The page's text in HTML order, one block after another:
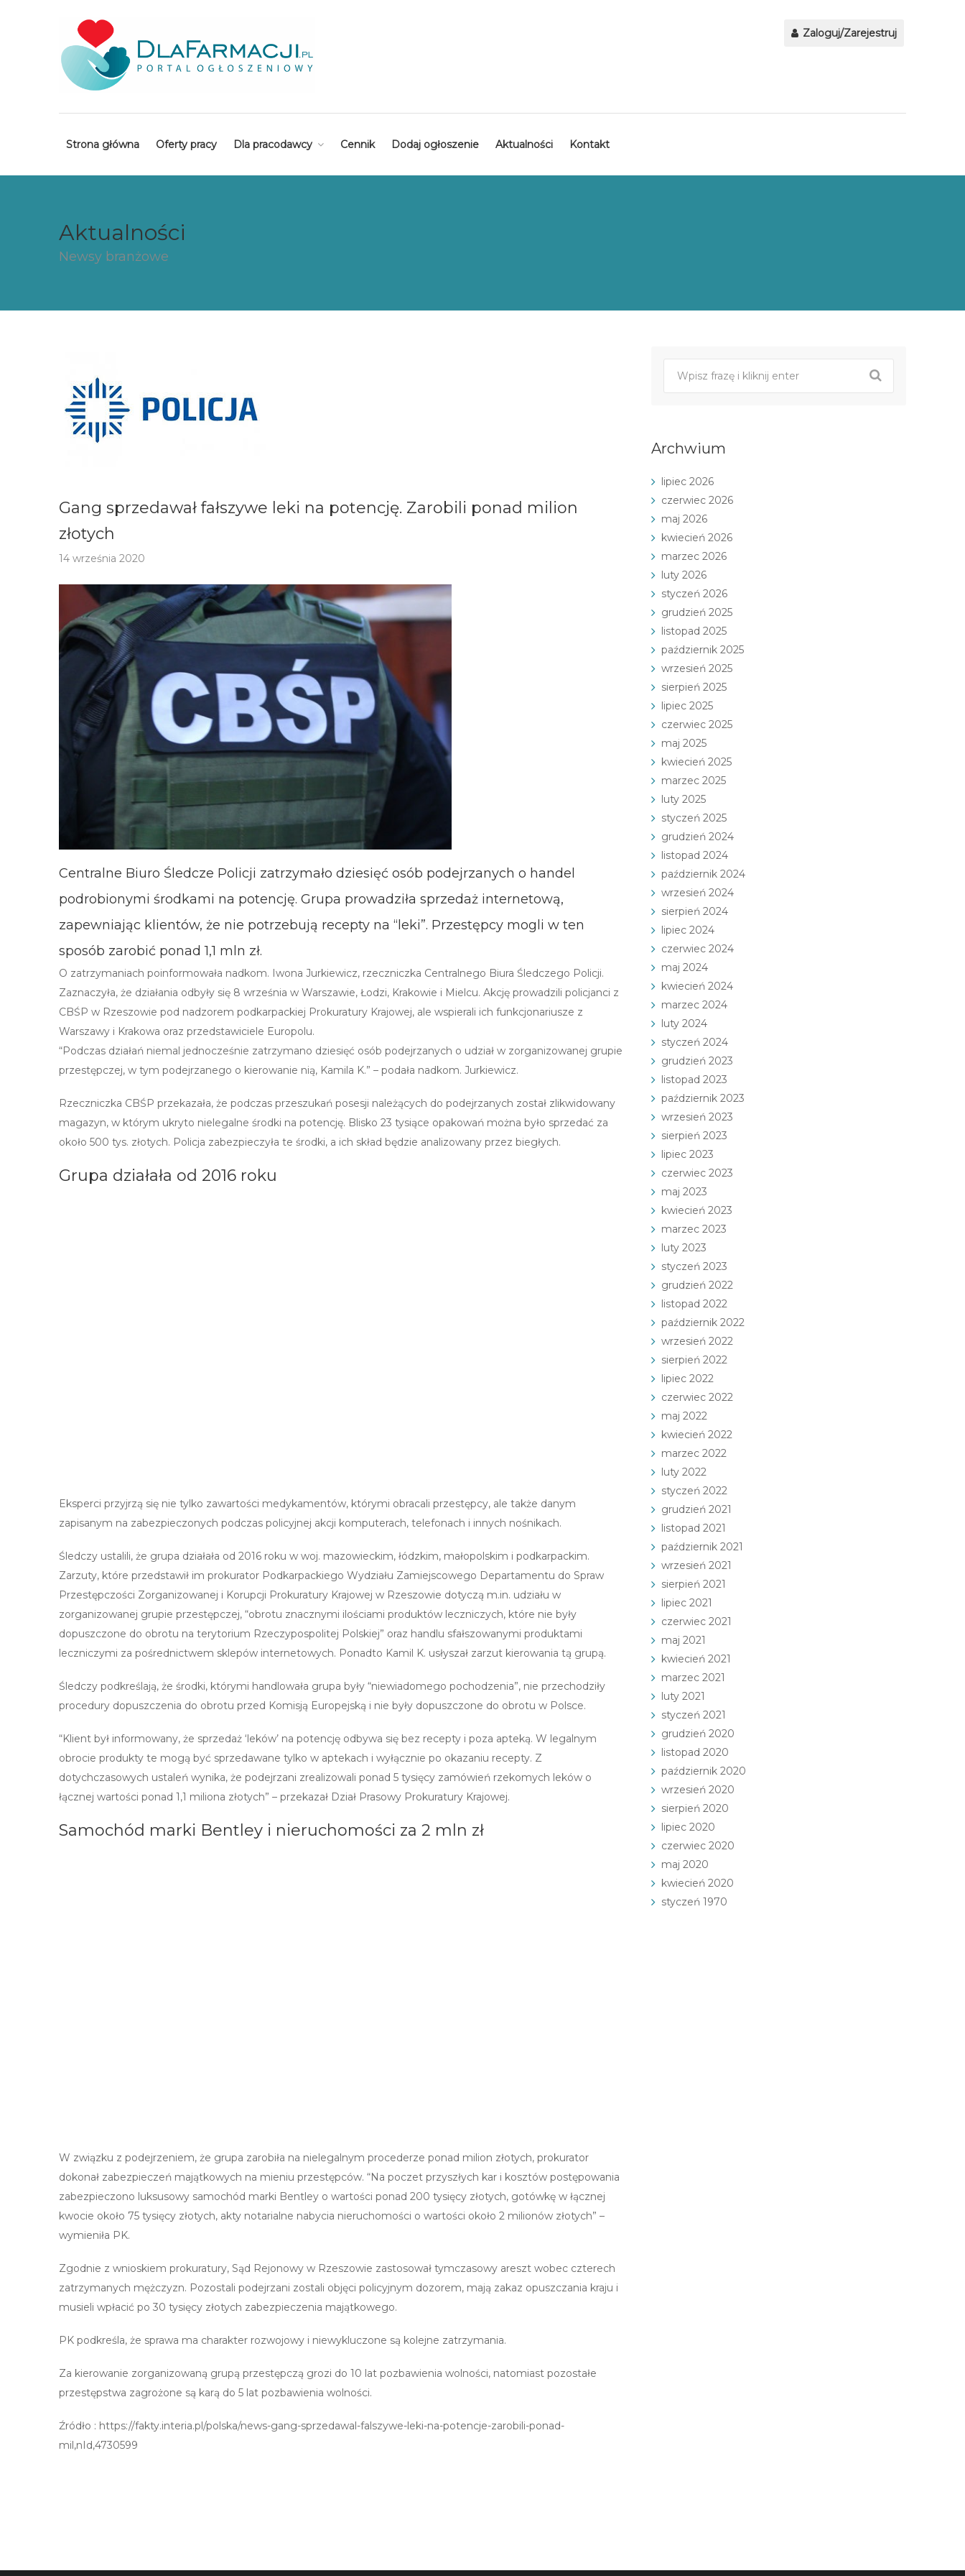
Strona główna Oferty pracy Dla pracodawcy Cennik Dodaj ogłoszenie Aktualności Kontakt
Zaloguj/Zarejestruj
Aktualności
Newsy branżowe
Gang sprzedawał fałszywe leki na potencję. Zarobili ponad milion
złotych
14 września 2020
Centralne Biuro Śledcze Policji zatrzymało dziesięć osób podejrzanych o handel
podrobionymi środkami na potencję. Grupa prowadziła sprzedaż internetową,
zapewniając klientów, że nie potrzebują recepty na “leki”. Przestępcy mogli w ten
sposób zarobić ponad 1,1 mln zł.
O zatrzymaniach poinformowała nadkom. Iwona Jurkiewicz, rzeczniczka Centralnego Biura Śledczego Policji.
Zaznaczyła, że działania odbyły się 8 września w Warszawie, Łodzi, Krakowie i Mielcu. Akcję prowadzili policjanci z
CBŚP w Rzeszowie pod nadzorem podkarpackiej Prokuratury Krajowej, ale wspierali ich funkcjonariusze z
Warszawy i Krakowa oraz przedstawiciele Europolu.
“Podczas działań niemal jednocześnie zatrzymano dziesięć osób podejrzanych o udział w zorganizowanej grupie
przestępczej, w tym podejrzanego o kierowanie nią, Kamila K.” – podała nadkom. Jurkiewicz.
Rzeczniczka CBŚP przekazała, że podczas przeszukań posesji należących do podejrzanych został zlikwidowany
magazyn, w którym ukryto nielegalne środki na potencję. Blisko 23 tysiące opakowań można było sprzedać za
około 500 tys. złotych. Policja zabezpieczyła te środki, a ich skład będzie analizowany przez biegłych.
Grupa działała od 2016 roku
Eksperci przyjrzą się nie tylko zawartości medykamentów, którymi obracali przestępcy, ale także danym
zapisanym na zabezpieczonych podczas policyjnej akcji komputerach, telefonach i innych nośnikach.
Śledczy ustalili, że grupa działała od 2016 roku w woj. mazowieckim, łódzkim, małopolskim i podkarpackim.
Zarzuty, które przedstawił im prokurator Podkarpackiego Wydziału Zamiejscowego Departamentu do Spraw
Przestępczości Zorganizowanej i Korupcji Prokuratury Krajowej w Rzeszowie dotyczą m.in. udziału w
zorganizowanej grupie przestępczej, “obrotu znacznymi ilościami produktów leczniczych, które nie były
dopuszczone do obrotu na terytorium Rzeczypospolitej Polskiej” oraz handlu sfałszowanymi produktami
leczniczymi za pośrednictwem sklepów internetowych. Ponadto Kamil K. usłyszał zarzut kierowania tą grupą.
Śledczy podkreślają, że środki, którymi handlowała grupa były “niewiadomego pochodzenia”, nie przechodziły
procedury dopuszczenia do obrotu przed Komisją Europejską i nie były dopuszczone do obrotu w Polsce.
“Klient był informowany, że sprzedaż ‘leków’ na potencję odbywa się bez recepty i poza apteką. W legalnym
obrocie produkty te mogą być sprzedawane tylko w aptekach i wyłącznie po okazaniu recepty. Z
dotychczasowych ustaleń wynika, że podejrzani zrealizowali ponad 5 tysięcy zamówień rzekomych leków o
łącznej wartości ponad 1,1 miliona złotych” – przekazał Dział Prasowy Prokuratury Krajowej.
Samochód marki Bentley i nieruchomości za 2 mln zł
W związku z podejrzeniem, że grupa zarobiła na nielegalnym procederze ponad milion złotych, prokurator
dokonał zabezpieczeń majątkowych na mieniu przestępców. “Na poczet przyszłych kar i kosztów postępowania
zabezpieczono luksusowy samochód marki Bentley o wartości ponad 200 tysięcy złotych, gotówkę w łącznej
kwocie około 75 tysięcy złotych, akty notarialne nabycia nieruchomości o wartości około 2 milionów złotych” –
wymieniła PK.
Zgodnie z wnioskiem prokuratury, Sąd Rejonowy w Rzeszowie zastosował tymczasowy areszt wobec czterech
zatrzymanych mężczyzn. Pozostali podejrzani zostali objęci policyjnym dozorem, mają zakaz opuszczania kraju i
musieli wpłacić po 30 tysięcy złotych zabezpieczenia majątkowego.
PK podkreśla, że sprawa ma charakter rozwojowy i niewykluczone są kolejne zatrzymania.
Za kierowanie zorganizowaną grupą przestępczą grozi do 10 lat pozbawienia wolności, natomiast pozostałe
przestępstwa zagrożone są karą do 5 lat pozbawienia wolności.
Źródło : https://fakty.interia.pl/polska/news-gang-sprzedawal-falszywe-leki-na-potencje-zarobili-ponad-
mil,nId,4730599
Archwium
lipiec 2026
czerwiec 2026
maj 2026
kwiecień 2026
marzec 2026
luty 2026
styczeń 2026
grudzień 2025
listopad 2025
październik 2025
wrzesień 2025
sierpień 2025
lipiec 2025
czerwiec 2025
maj 2025
kwiecień 2025
marzec 2025
luty 2025
styczeń 2025
grudzień 2024
listopad 2024
październik 2024
wrzesień 2024
sierpień 2024
lipiec 2024
czerwiec 2024
maj 2024
kwiecień 2024
marzec 2024
luty 2024
styczeń 2024
grudzień 2023
listopad 2023
październik 2023
wrzesień 2023
sierpień 2023
lipiec 2023
czerwiec 2023
maj 2023
kwiecień 2023
marzec 2023
luty 2023
styczeń 2023
grudzień 2022
listopad 2022
październik 2022
wrzesień 2022
sierpień 2022
lipiec 2022
czerwiec 2022
maj 2022
kwiecień 2022
marzec 2022
luty 2022
styczeń 2022
grudzień 2021
listopad 2021
październik 2021
wrzesień 2021
sierpień 2021
lipiec 2021
czerwiec 2021
maj 2021
kwiecień 2021
marzec 2021
luty 2021
styczeń 2021
grudzień 2020
listopad 2020
październik 2020
wrzesień 2020
sierpień 2020
lipiec 2020
czerwiec 2020
maj 2020
kwiecień 2020
styczeń 1970